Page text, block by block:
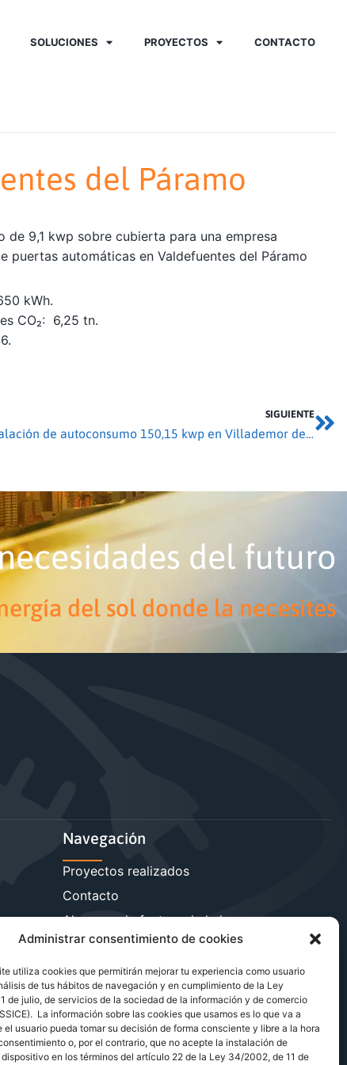
Administrar consentimiento de cookies
utiliza cookies que permitirán mejorar tu experiencia como usuario
de tus hábitos de navegación y en cumplimiento de la Ley
de julio, de servicios de la sociedad de la información y de comercio
La información sobre las cookies que usamos es lo que va a
el usuario pueda tomar su decisión de forma consciente y libre a la hora
o, por el contrario, que no acepte la instalación de
en los términos del artículo 22 de la Ley 34/2002, de 11 de
SOLUCIONES PROYECTOS CONTACTO
del Páramo
de 9,1 kwp sobre cubierta para una empresa
puertas automáticas en Valdefuentes del Páramo
kWh.
CO₂: 6,25 tn.
SIGUIENTE
Instalación de autoconsumo 150,15 kwp en Villademor de la Vega
del futuro
del sol donde la necesites
Navegación
Proyectos realizados
Contacto
Ahorra en la factura de la luz
Reduce la carga reactiva
Más servicios energéticos
Blog de energía y ahorro